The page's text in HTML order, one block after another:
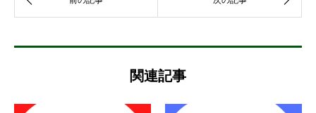
関連記事